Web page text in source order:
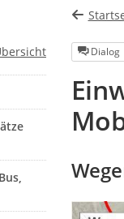
Dialog